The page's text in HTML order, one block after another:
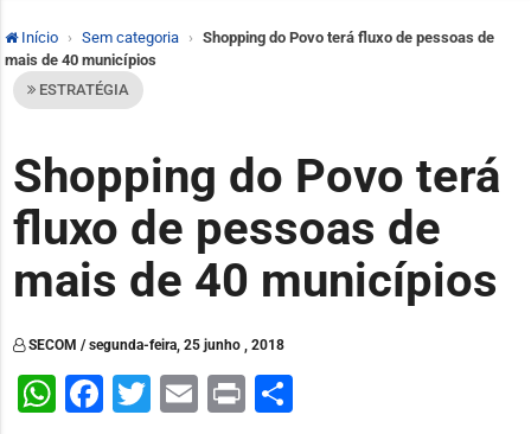
Início Sem categoria
Shopping do Povo terá fluxo de pessoas de
mais de 40 municípios
ESTRATÉGIA
Shopping do Povo terá
fluxo de pessoas de
mais de 40 municípios
SECOM / segunda-feira, 25 junho , 2018
WhatsApp
Facebook
Twitter
Email
PrintShare